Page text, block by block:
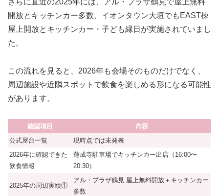
開放とキッチンカー多数、イオンタウン大垣でもEAST棟
屋上開放とキッチンカー・子ども縁日が実施されていまし
た。
この流れを見ると、2026年も会場そのものだけでなく、
周辺施設や近隣スポットで飲食を楽しめる形になる可能性
があります。
確認項目
内容
公式屋台一覧
現時点では未発表
2026年に確認できた
飲食情報
蓮成寺駐車場でキッチンカー出店（16:00〜
20:30）
2025年の周辺実績①
アル・プラザ鶴見 屋上無料開放＋キッチンカー
多数